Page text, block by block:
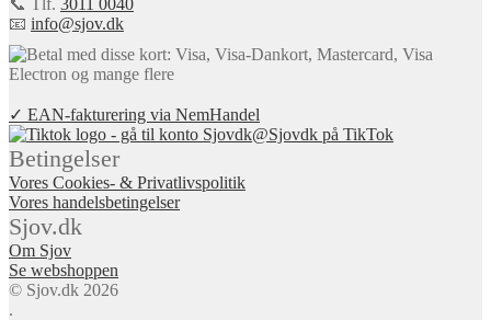
📧 info@sjov.dk
✓ EAN-fakturering via NemHandel
@Sjovdk på TikTok
Betingelser
Vores Cookies- & Privatlivspolitik
Vores handelsbetingelser
Sjov.dk
Om Sjov
Se webshoppen
© Sjov.dk 2026
.